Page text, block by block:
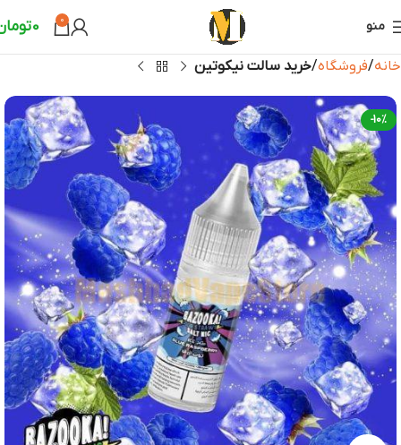
منو 0
0
خانه فروشگاه خرید سالت نیکوتین
-10%